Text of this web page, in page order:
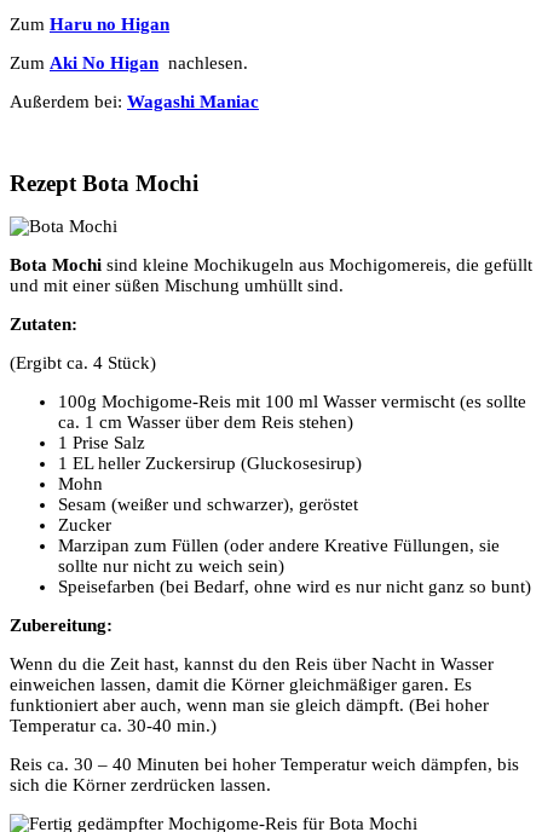
Zum Haru no Higan
Zum Aki No Higan nachlesen.
Außerdem bei: Wagashi Maniac
Rezept Bota Mochi
Bota Mochi sind kleine Mochikugeln aus Mochigomereis, die gefüllt
und mit einer süßen Mischung umhüllt sind.
Zutaten:
(Ergibt ca. 4 Stück)
100g Mochigome-Reis mit 100 ml Wasser vermischt (es sollte
ca. 1 cm Wasser über dem Reis stehen)
1 Prise Salz
1 EL heller Zuckersirup (Gluckosesirup)
Mohn
Sesam (weißer und schwarzer), geröstet
Zucker
Marzipan zum Füllen (oder andere Kreative Füllungen, sie
sollte nur nicht zu weich sein)
Speisefarben (bei Bedarf, ohne wird es nur nicht ganz so bunt)
Zubereitung:
Wenn du die Zeit hast, kannst du den Reis über Nacht in Wasser
einweichen lassen, damit die Körner gleichmäßiger garen. Es
funktioniert aber auch, wenn man sie gleich dämpft. (Bei hoher
Temperatur ca. 30-40 min.)
Reis ca. 30 – 40 Minuten bei hoher Temperatur weich dämpfen, bis
sich die Körner zerdrücken lassen.